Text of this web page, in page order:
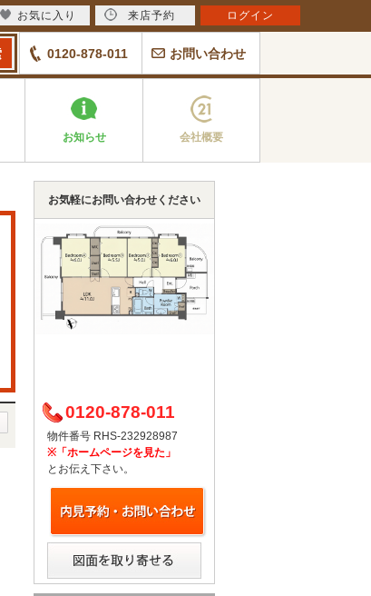
0120-878-011 お問い合わせ
お知らせ 会社概要
お気軽にお問い合わせください
0120-878-011
物件番号 RHS-232928987
※「ホームページを見た」
とお伝え下さい。
お気に入り 来店予約 ログイン